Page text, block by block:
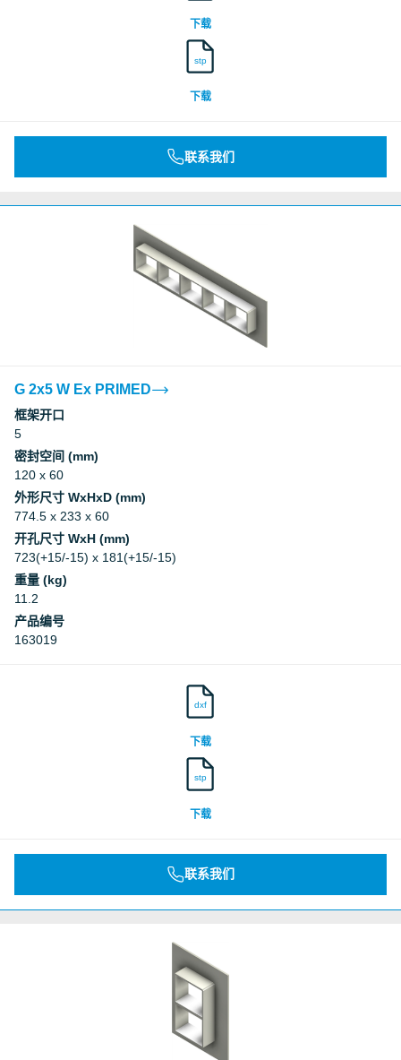
下载
stp
下载
联系我们
G 2x5 W Ex PRIMED
框架开口
5
密封空间 (mm)
120 x 60
外形尺寸 WxHxD (mm)
774.5 x 233 x 60
开孔尺寸 WxH (mm)
723(+15/-15) x 181(+15/-15)
重量 (kg)
11.2
产品编号
163019
dxf
下载
stp
下载
联系我们